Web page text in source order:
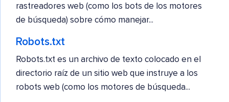
rastreadores web (como los bots de los motores
de búsqueda) sobre cómo manejar...
Robots.txt
Robots.txt es un archivo de texto colocado en el
directorio raíz de un sitio web que instruye a los
robots web (como los motores de búsqueda...